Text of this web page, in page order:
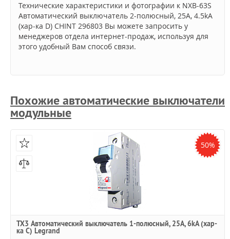
Технические характеристики и фотографии к NXB-63S
Автоматический выключатель 2-полюсный, 25А, 4.5kA
(хар-ка D) CHINT 296803 Вы можете запросить у
менеджеров отдела интернет-продаж, используя для
этого удобный Вам способ связи.
Похожие автоматические выключатели
модульные
50%
TX3 Автоматический выключатель 1-полюсный, 25А, 6kА (хар-
ка C) Legrand